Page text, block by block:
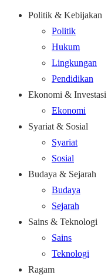
Politik & Kebijakan
Politik
Hukum
Lingkungan
Pendidikan
Ekonomi & Investasi
Ekonomi
Syariat & Sosial
Syariat
Sosial
Budaya & Sejarah
Budaya
Sejarah
Sains & Teknologi
Sains
Teknologi
Ragam